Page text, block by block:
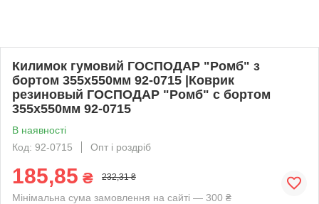
Килимок гумовий ГОСПОДАР "Ромб" з
бортом 355х550мм 92-0715 |Коврик
резиновый ГОСПОДАР "Ромб" с бортом
355х550мм 92-0715
В наявності
Код: 92-0715
Опт і роздріб
185,85 ₴ 232,31 ₴
Мінімальна сума замовлення на сайті — 300 ₴